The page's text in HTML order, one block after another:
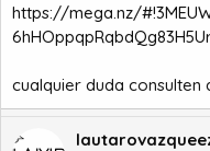
https://mega.nz/
cualquier duda consulten